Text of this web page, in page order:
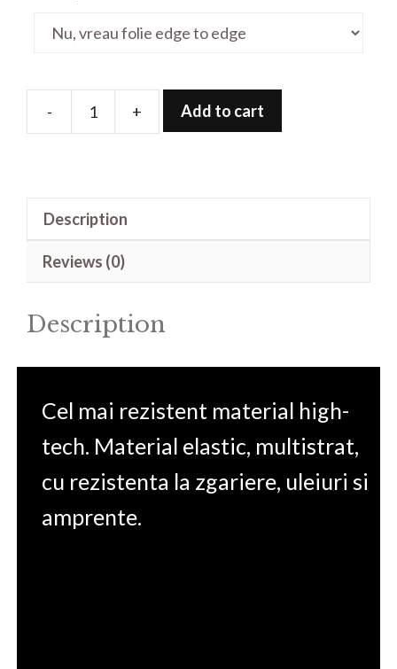
-
Folie
15.6'
+ Add to cart
Description
Reviews (0)
Description
Cel mai rezistent material high-
tech. Material elastic, multistrat,
cu rezistenta la zgariere, uleiuri si
amprente.